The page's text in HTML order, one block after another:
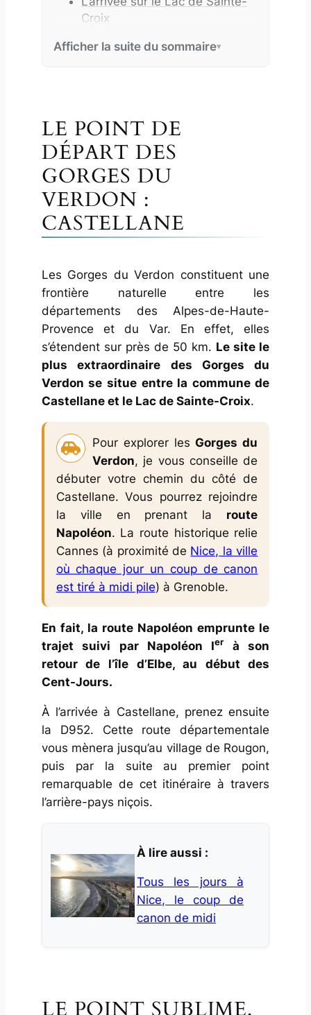
Croix
Informations pratiques
Afficher la suite du sommaire
LE POINT DE
DÉPART DES
GORGES DU
VERDON :
CASTELLANE
Les Gorges du Verdon constituent une
frontière naturelle entre les
départements des Alpes-de-Haute-
Provence et du Var. En effet, elles
s’étendent sur près de 50 km. Le site le
plus extraordinaire des Gorges du
Verdon se situe entre la commune de
Castellane et le Lac de Sainte-Croix.
Pour explorer lesGorges du
Verdon, je vous conseille de
débuter votre chemin du côté de
Castellane. Vous pourrez rejoindre
la ville en prenant la route
Napoléon. La route historique relie
Cannes (à proximité de Nice, la ville
où chaque jour un coup de canon
est tiré à midi pile) à Grenoble.
En fait, la route Napoléon emprunte le
trajet suivi par Napoléon Ier
à son
retour de l’île d’Elbe, au début des
Cent-Jours.
À l’arrivée à Castellane, prenez ensuite
la D952. Cette route départementale
vous mènera jusqu’au village de Rougon,
puis par la suite au premier point
remarquable de cet itinéraire à travers
l’arrière-pays niçois.
À lire aussi :
Tous les jours à
Nice, le coup de
canon de midi
LE POINT SUBLIME,